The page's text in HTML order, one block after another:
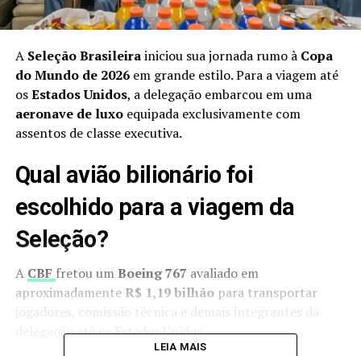
A Seleção Brasileirainiciou sua jornada rumo à Copa
do Mundo de 2026em grande estilo. Para a viagem até
osEstados Unidos, a delegação embarcou em uma
aeronave de luxo equipada exclusivamente com
assentos de classe executiva.
Qual avião bilionário foi
escolhido para a viagem da
Seleção?
A CBF fretou umBoeing 767 avaliado em
aproximadamente R$ 1,19 bilhãopara transportar
jogadores, comissão técnica e demais integrantes da
delegação até os Estados Unidos.
LEIA MAIS